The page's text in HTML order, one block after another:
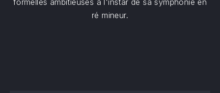
formelles ambitieuses à l'instar de sa symphonie en
ré mineur.